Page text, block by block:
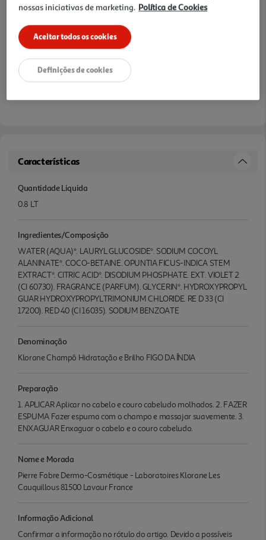
Promoção:de 22/7/2026 a 21/2/2027
Notas de preparação
Características
Quantidade Liquida
0.8 LT
Ingredientes/Composição
WATER (AQUA)*. LAURYL GLUCOSIDE*. SODIUM COCOYL
ALANINATE*. COCO-BETAINE. OPUNTIA FICUS-INDICA STEM
EXTRACT*. CITRIC ACID*. DISODIUM PHOSPHATE. EXT. VIOLET 2
(CI 60730). FRAGRANCE (PARFUM). GLYCERIN*. HYDROXYPROPYL
GUAR HYDROXYPROPYLTRIMONIUM CHLORIDE. RE D 33 (CI
17200). RED 40 (CI 16035). SODIUM BENZOATE
Denominação
Klorane Champô Hidratação e Brilho FIGO DA ÍNDIA
Preparação
1. APLICAR Aplicar no cabelo e couro cabeludo molhados. 2. FAZER
ESPUMA Fazer espuma com o champo e massajar suavemente. 3.
ENXAGUAR Enxaguar o cabelo e o couro cabeludo.
Nome e Morada
Pierre Fabre Dermo-Cosmétique - Laboratoires Klorane Les
Cauquillous 81500 Lavaur France
Informação Adicional
Confirmar a informação no rótulo do artigo. Devido a possíveis
nossas iniciativas de marketing. Política de Cookies
Aceitar todos os cookies
Definições de cookies